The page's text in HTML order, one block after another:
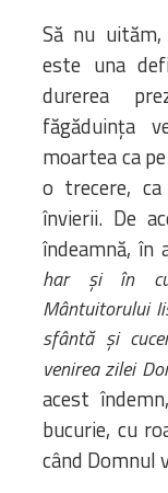
Să nu
este una
durerea
făgăduința
moartea ca
o trecere,
învierii. De
îndeamnă, în
har și în
Mântuitorului
sfântă și
venirea zilei
acest
bucurie, cu
când Domnul